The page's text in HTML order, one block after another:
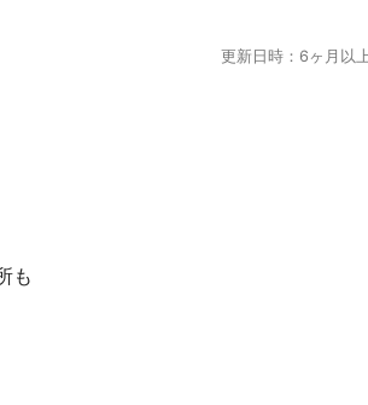
更新日時：6ヶ月以
も